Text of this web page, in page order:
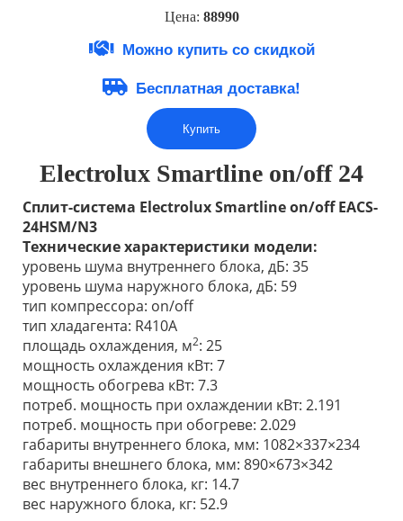
Цена: 88990
Можно купить со скидкой
Бесплатная доставка!
Купить
Electrolux Smartline on/off 24
Сплит-система Electrolux Smartline on/off EACS-
24HSM/N3
Технические характеристики модели:
уровень шума внутреннего блока, дБ: 35
уровень шума наружного блока, дБ: 59
тип компрессора: on/off
тип хладагента: R410A
площадь охлаждения, м2: 25
мощность охлаждения кВт: 7
мощность обогрева кВт: 7.3
потреб. мощность при охлаждении кВт: 2.191
потреб. мощность при обогреве: 2.029
габариты внутреннего блока, мм: 1082×337×234
габариты внешнего блока, мм: 890×673×342
вес внутреннего блока, кг: 14.7
вес наружного блока, кг: 52.9